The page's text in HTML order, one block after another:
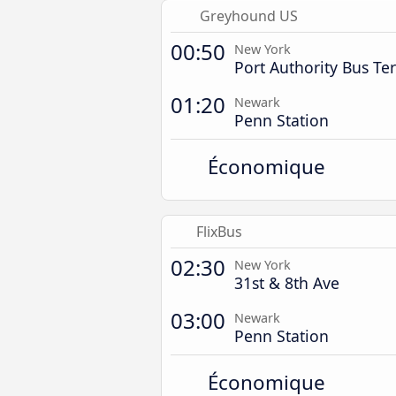
Greyhound US
00:50 New York
Port Authority Bus
01:20 Newark
Penn Station
Économique
FlixBus
02:30 New York
31st & 8th Ave
03:00 Newark
Penn Station
Économique